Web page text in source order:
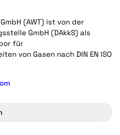
(AWT) ist von der
GmbH (DAkkS) als
für
von Gasen nach DIN EN ISO